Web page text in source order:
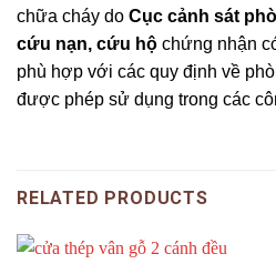
chữa cháy do Cục cảnh sát
cứu nạn, cứu hộ chứng nhận
phù hợp với các quy định về
được phép sử dụng trong các
RELATED PRODUCTS